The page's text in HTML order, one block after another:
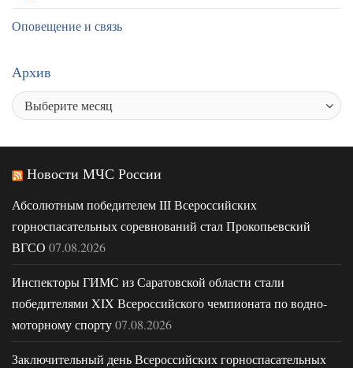
Оповещение и связь
Архив
Новости МЧС России
Абсолютным победителем III Всероссийских
горноспасательных соревнований стал Прокопьевский
ВГСО 07.08.2026
Инспекторы ГИМС из Саратовской области стали
победителями XIX Всероссийского чемпионата по водно-
моторному спорту07.08.2026
Заключительный день Всероссийских горноспасательных